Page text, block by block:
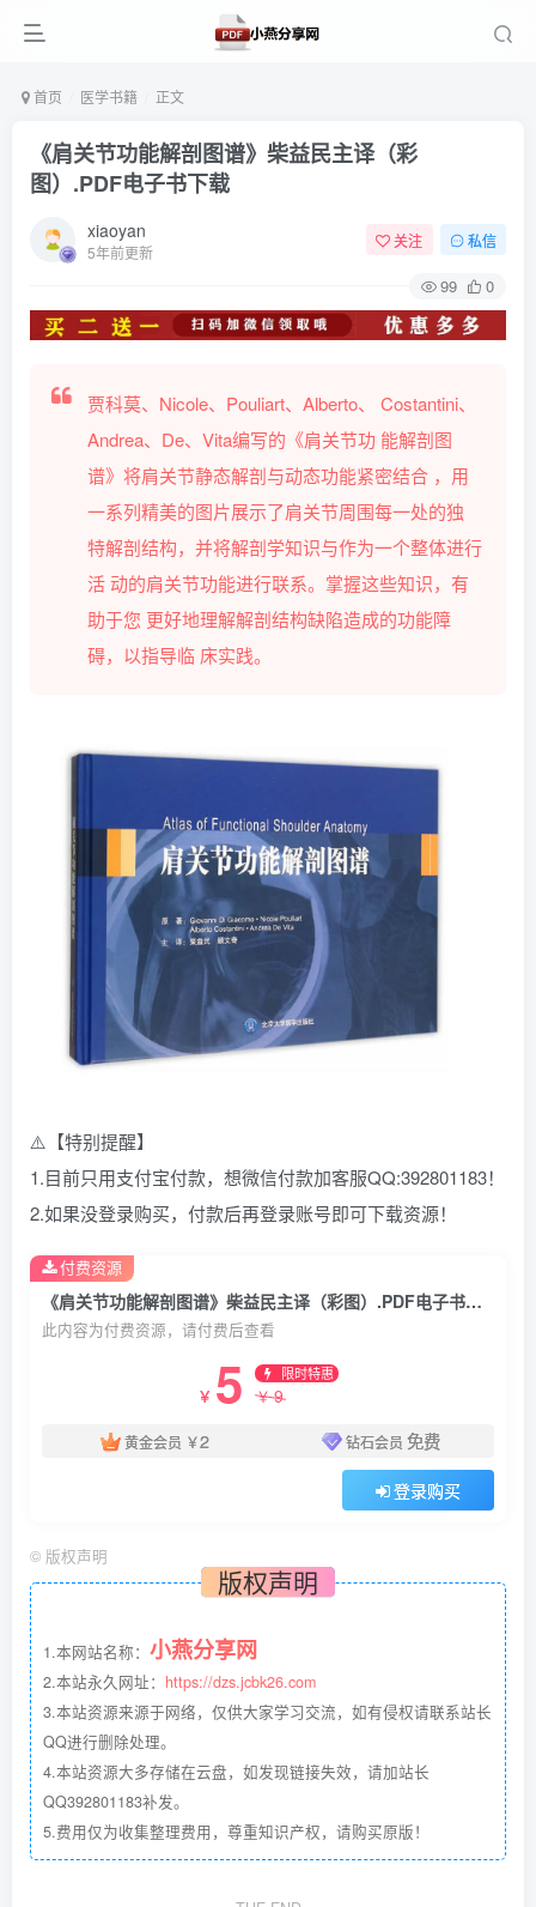
首页 医学书籍 正文
《肩关节功能解剖图谱》柴益民主译（彩
图）.PDF电子书下载
xiaoyan
5年前更新
关注 私信
99 0
贾科莫、Nicole、Pouliart、Alberto、 Costantini、
Andrea、De、Vita编写的《肩关节功 能解剖图
谱》将肩关节静态解剖与动态功能紧密结合 ，用
一系列精美的图片展示了肩关节周围每一处的独
特解剖结构，并将解剖学知识与作为一个整体进行
活 动的肩关节功能进行联系。掌握这些知识，有
助于您 更好地理解解剖结构缺陷造成的功能障
碍，以指导临 床实践。
⚠️【特别提醒】
1.目前只用支付宝付款，想微信付款加客服QQ:392801183！
2.如果没登录购买，付款后再登录账号即可下载资源！
《肩关节功能解剖图谱》柴益民主译（彩图）.PDF电子书下载
此内容为付费资源，请付费后查看
￥ 5 限时特惠
￥9
黄金会员 ￥2 钻石会员 免费
登录购买
付费资源
© 版权声明
版权声明
1.本网站名称： 小燕分享网
2.本站永久网址： https://dzs.jcbk26.com
3.本站资源来源于网络，仅供大家学习交流，如有侵权请联系站长
QQ进行删除处理。
4.本站资源大多存储在云盘，如发现链接失效，请加站长
QQ392801183补发。
5.费用仅为收集整理费用，尊重知识产权，请购买原版！